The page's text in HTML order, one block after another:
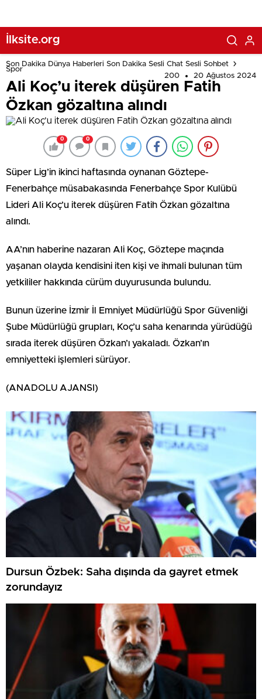
İlksite.org
Son Dakika Dünya Haberleri Son Dakika Sesli Chat Sesli Sohbet
Spor
200
20 Ağustos 2024
Ali Koç’u iterek düşüren Fatih
Özkan gözaltına alındı
0 0
Süper Lig’in ikinci haftasında oynanan Göztepe-
Fenerbahçe müsabakasında Fenerbahçe Spor Kulübü
Lideri Ali Koç’u iterek düşüren Fatih Özkan gözaltına
alındı.
AA’nın haberine nazaran Ali Koç, Göztepe maçında
yaşanan olayda kendisini iten kişi ve ihmali bulunan tüm
yetkililer hakkında cürüm duyurusunda bulundu.
Bunun üzerine İzmir İl Emniyet Müdürlüğü Spor Güvenliği
Şube Müdürlüğü grupları, Koç’u saha kenarında yürüdüğü
sırada iterek düşüren Özkan’ı yakaladı. Özkan’ın
emniyetteki işlemleri sürüyor.
(ANADOLU AJANSI)
Dursun Özbek: Saha dışında da gayret etmek
zorundayız